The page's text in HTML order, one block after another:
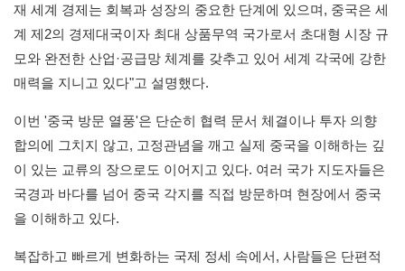
재 세계 경제는 회복과 성장의 중요한 단계에 있으며, 중국은 세
계 제2의 경제대국이자 최대 상품무역 국가로서 초대형 시장 규
모와 완전한 산업·공급망 체계를 갖추고 있어 세계 각국에 강한
매력을 지니고 있다"고 설명했다.
이번 '중국 방문 열풍'은 단순히 협력 문서 체결이나 투자 의향
합의에 그치지 않고, 고정관념을 깨고 실제 중국을 이해하는 깊
이 있는 교류의 장으로도 이어지고 있다. 여러 국가 지도자들은
국경과 바다를 넘어 중국 각지를 직접 방문하며 현장에서 중국
을 이해하고 있다.
복잡하고 빠르게 변화하는 국제 정세 속에서, 사람들은 단편적